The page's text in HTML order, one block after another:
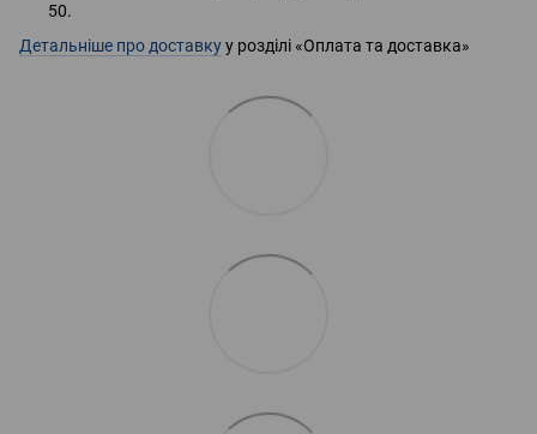
50.
Детальніше про доставкуу розділі «Оплата та доставка»